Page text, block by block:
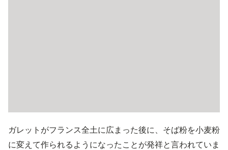
ガレットがフランス全土に広まった後に、そば粉を小麦粉
に変えて作られるようになったことが発祥と言われていま